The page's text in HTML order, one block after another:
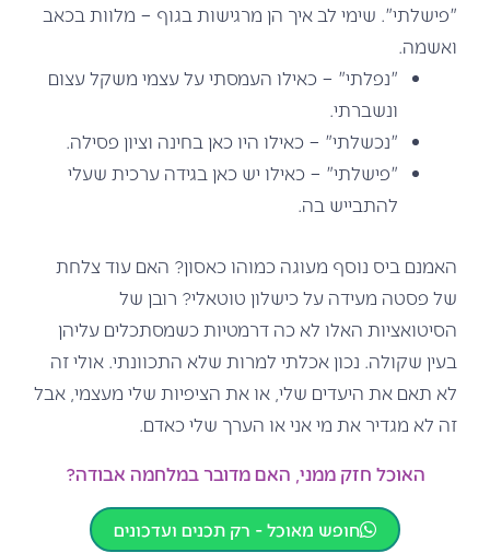
"פישלתי". שימי לב איך הן מרגישות בגוף – מלוות בכאב
ואשמה.
"נפלתי" – כאילו העמסתי על עצמי משקל עצום
ונשברתי.
"נכשלתי" – כאילו היו כאן בחינה וציון פסילה.
"פישלתי" – כאילו יש כאן בגידה ערכית שעלי
להתבייש בה.
האמנם ביס נוסף מעוגה כמוהו כאסון? האם עוד צלחת
של פסטה מעידה על כישלון טוטאלי? רובן של
הסיטואציות האלו לא כה דרמטיות כשמסתכלים עליהן
בעין שקולה. נכון אכלתי למרות שלא התכוונתי. אולי זה
לא תאם את היעדים שלי, או את הציפיות שלי מעצמי, אבל
זה לא מגדיר את מי אני או הערך שלי כאדם.
האוכל חזק ממני, האם מדובר במלחמה אבודה?
חופש מאוכל - רק תכנים ועדכונים